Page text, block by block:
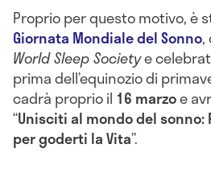
Proprio per questo motivo, è
Giornata Mondiale del Sonno,
World Sleep Societye
prima dell’equinozio di
cadrà proprio il 16 marzoe
“Unisciti al mondo del
per goderti la Vita”.